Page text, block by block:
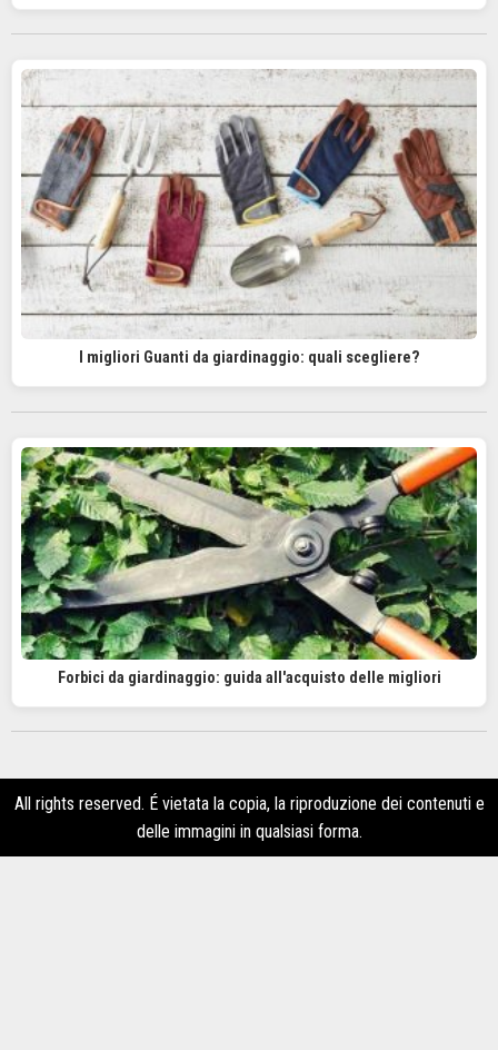
I migliori Guanti da giardinaggio: quali scegliere?
Forbici da giardinaggio: guida all'acquisto delle migliori
All rights reserved. É vietata la copia, la riproduzione dei contenuti e
delle immagini in qualsiasi forma.